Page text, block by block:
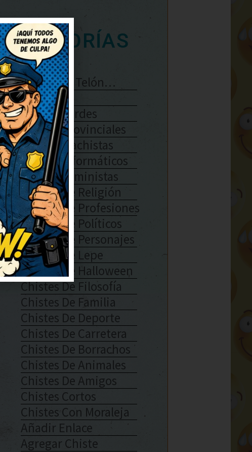
CATEGORÍAS
Se Abre El Telón…
Enlaces
Chistes Verdes
Chistes Provinciales
Chistes Machistas
Chistes Informáticos
Chistes Feministas
Chistes De Religión
Chistes De Profesiones
Chistes De Políticos
Chistes De Personajes
Chistes De Lepe
Chistes De Halloween
Chistes De Filosofía
Chistes De Familia
Chistes De Deporte
Chistes De Carretera
Chistes De Borrachos
Chistes De Animales
Chistes De Amigos
Chistes Cortos
Chistes Con Moraleja
Añadir Enlace
Agregar Chiste